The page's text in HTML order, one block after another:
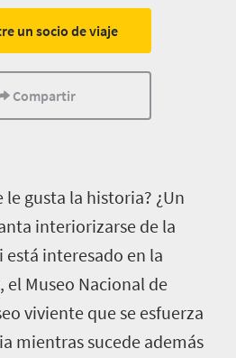
un socio de viaje
Compartir
le gusta la historia? ¿Un
interiorizarse de la
interesado en la
Museo Nacional de
viviente que se esfuerza
mientras sucede además